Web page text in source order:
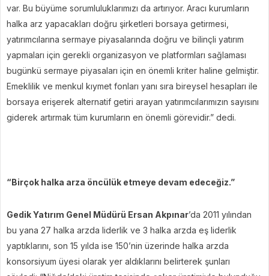
var. Bu büyüme sorumluluklarımızı da artırıyor. Aracı kurumların
halka arz yapacakları doğru şirketleri borsaya getirmesi,
yatırımcılarına sermaye piyasalarında doğru ve bilinçli yatırım
yapmaları için gerekli organizasyon ve platformları sağlaması
bugünkü sermaye piyasaları için en önemli kriter haline gelmiştir.
Emeklilik ve menkul kıymet fonları yanı sıra bireysel hesapları ile
borsaya erişerek alternatif getiri arayan yatırımcılarımızın sayısını
giderek artırmak tüm kurumların en önemli görevidir.” dedi.
“Birçok halka arza öncülük etmeye devam edeceğiz.”
Gedik Yatırım Genel Müdürü Ersan Akpınar’da 2011 yılından
bu yana 27 halka arzda liderlik ve 3 halka arzda eş liderlik
yaptıklarını, son 15 yılda ise 150’nin üzerinde halka arzda
konsorsiyum üyesi olarak yer aldıklarını belirterek şunları